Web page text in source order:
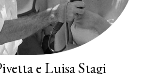
e Luisa Stagi